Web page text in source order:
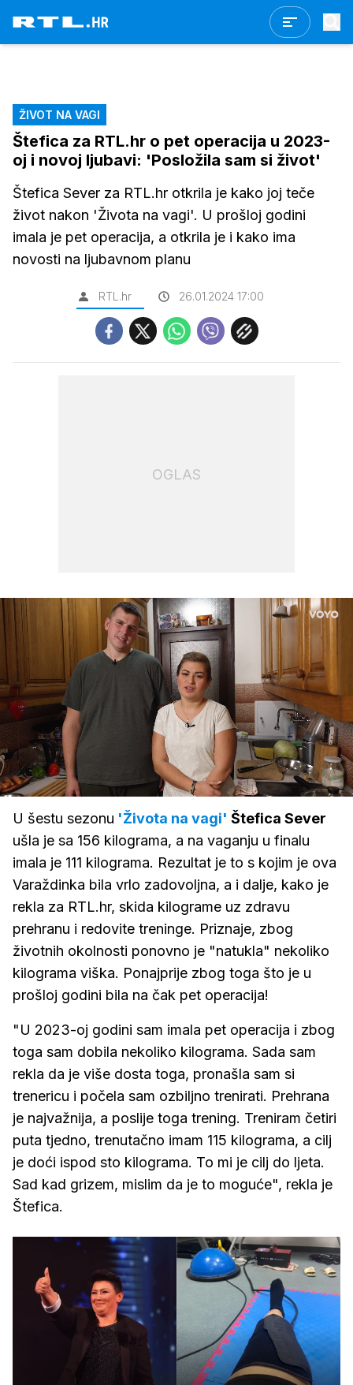
ŽIVOT NA VAGI
Štefica za RTL.hr o pet operacija u 2023-
oj i novoj ljubavi: 'Posložila sam si život'
Štefica Sever za RTL.hr otkrila je kako joj teče
život nakon 'Života na vagi'. U prošloj godini
imala je pet operacija, a otkrila je i kako ima
novosti na ljubavnom planu
RTL.hr 26.01.2024 17:00
OGLAS
Upali
zvuk
/
Loaded:
7.68%
U šestu sezonu 'Života na vagi' Štefica Sever
ušla je sa 156 kilograma, a na vaganju u finalu
imala je 111 kilograma. Rezultat je to s kojim je ova
Varaždinka bila vrlo zadovoljna, a i dalje, kako je
rekla za RTL.hr, skida kilograme uz zdravu
prehranu i redovite treninge. Priznaje, zbog
životnih okolnosti ponovno je "natukla" nekoliko
kilograma viška. Ponajprije zbog toga što je u
prošloj godini bila na čak pet operacija!
"U 2023-oj godini sam imala pet operacija i zbog
toga sam dobila nekoliko kilograma. Sada sam
rekla da je više dosta toga, pronašla sam si
trenericu i počela sam ozbiljno trenirati. Prehrana
je najvažnija, a poslije toga trening. Treniram četiri
puta tjedno, trenutačno imam 115 kilograma, a cilj
je doći ispod sto kilograma. To mi je cilj do ljeta.
Sad kad grizem, mislim da je to moguće", rekla je
Štefica.